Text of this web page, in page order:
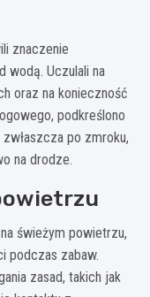
znaczenie
wodą. Uczulali na
oraz na konieczność
podkreślono
po zmroku,
na drodze.
świeżym powietrzu,
podczas zabaw.
zasad, takich jak